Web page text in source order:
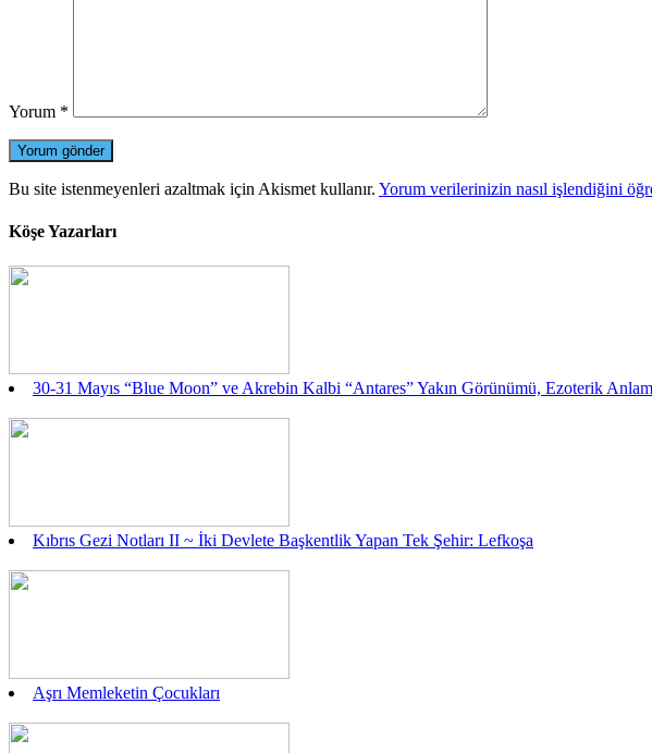
Yorum *
Bu site istenmeyenleri azaltmak için Akismet kullanır. Yorum verilerinizin nasıl işlendiğini
Köşe Yazarları
30-31 Mayıs “Blue Moon” ve Akrebin Kalbi “Antares” Yakın Görünümü, Ezoterik
Kıbrıs Gezi Notları II ~ İki Devlete Başkentlik Yapan Tek Şehir: Lefkoşa
Aşrı Memleketin Çocukları